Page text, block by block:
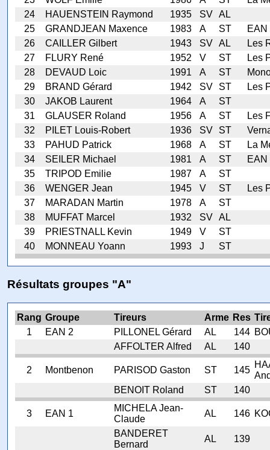
24
HAUENSTEIN Raymond 1935 SV AL
25
GRANDJEAN Maxence 1983 A ST
EAN
26
CAILLER Gilbert 1943 SV AL
Les
27
FLURY René 1952 V ST
Les
28
DEVAUD Loic 1991 A ST
29
BRAND Gérard 1942 SV ST
Les
30
JAKOB Laurent 1964 A
ST
31
GLAUSER Roland 1956 A ST
Les
32
PILET Louis-Robert 1936 SV ST
33
PAHUD Patrick 1968 A ST
La
34
SEILER Michael 1981 A ST
EAN
35
TRIPOD Emilie 1987 A
ST
36
WENGER Jean 1945 V ST
Les
37
MARADAN Martin 1978 A
ST
38
MUFFAT Marcel 1932 SV AL
39
PRIESTNALL Kevin 1949 V
ST
40
MONNEAU Yoann 1993 J ST
Résultats groupes "A"
Rang Groupe Tireurs Arme Res
1
EAN 2 PILLONEL Gérard AL 144
AFFOLTER Alfred
AL 140
2 Montbenon PARISOD Gaston ST 145
BENOIT Roland
ST 140
3 EAN 1
MICHELA Jean-
Claude
AL 146
BANDERET
Bernard
AL 139